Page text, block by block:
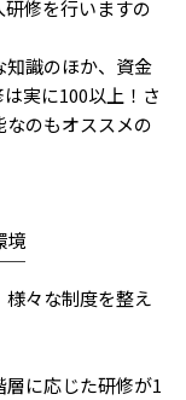
修を行いますの
識のほか、資金
実に100以上！さ
なのもオススメの
境
￣
々な制度を整え
層に応じた研修が1